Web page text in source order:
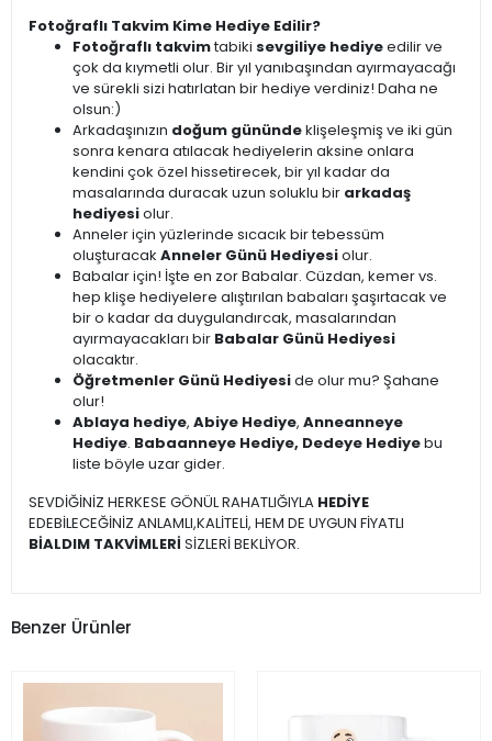
Fotoğraflı Takvim Kime Hediye Edilir?
Fotoğraflı takvimtabiki sevgiliye hediyeedilir ve
çok da kıymetli olur. Bir yıl yanıbaşından ayırmayacağı
ve sürekli sizi hatırlatan bir hediye verdiniz! Daha ne
olsun:)
Arkadaşınızın doğum günündeklişeleşmiş ve iki gün
sonra kenara atılacak hediyelerin aksine onlara
kendini çok özel hissetirecek, bir yıl kadar da
masalarında duracak uzun soluklu bir arkadaş
hediyesiolur.
Anneler için yüzlerinde sıcacık bir tebessüm
oluşturacak Anneler Günü Hediyesiolur.
Babalar için! İşte en zor Babalar. Cüzdan, kemer vs.
hep klişe hediyelere alıştırılan babaları şaşırtacak ve
bir o kadar da duygulandırcak, masalarından
ayırmayacakları bir Babalar Günü Hediyesi
olacaktır.
Öğretmenler Günü Hediyeside olur mu? Şahane
olur!
Ablaya hediye, Abiye Hediye, Anneanneye
Hediye. Babaanneye Hediye, Dedeye Hediyebu
liste böyle uzar gider.
SEVDİĞİNİZ HERKESE GÖNÜL RAHATLIĞIYLA HEDİYE
EDEBİLECEĞİNİZ ANLAMLI,KALİTELİ, HEM DE UYGUN FİYATLI
BİALDIM TAKVİMLERİ SİZLERİ BEKLİYOR.
Benzer Ürünler